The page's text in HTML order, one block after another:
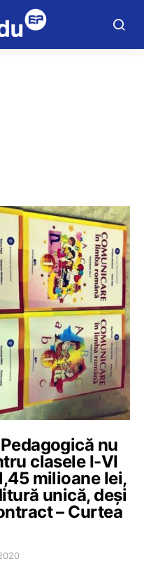
nu
clasele I-VI
milioane lei,
unică, deși
– Curtea